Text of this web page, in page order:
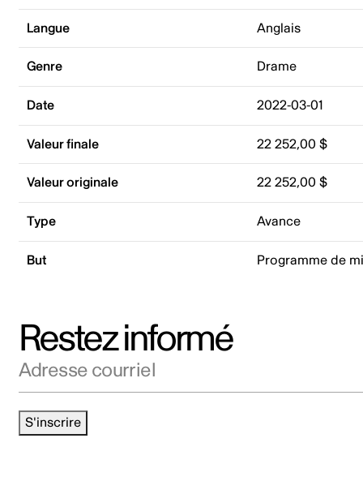
Langue Anglais
Genre Drame
Date 2022-03-01
Valeur finale 22 252,00 $
Valeur originale 22 252,00 $
Type Avance
But Programme de
Restez informé
S'inscrire